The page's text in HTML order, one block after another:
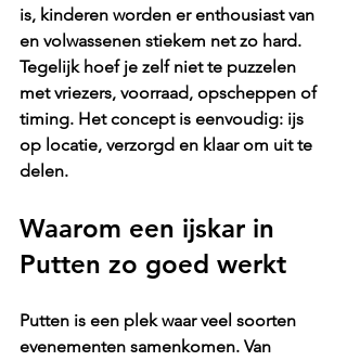
is, kinderen worden er enthousiast van
en volwassenen stiekem net zo hard.
Tegelijk hoef je zelf niet te puzzelen
met vriezers, voorraad, opscheppen of
timing. Het concept is eenvoudig: ijs
op locatie, verzorgd en klaar om uit te
delen.
Waarom een ijskar in
Putten zo goed werkt
Putten is een plek waar veel soorten
evenementen samenkomen. Van